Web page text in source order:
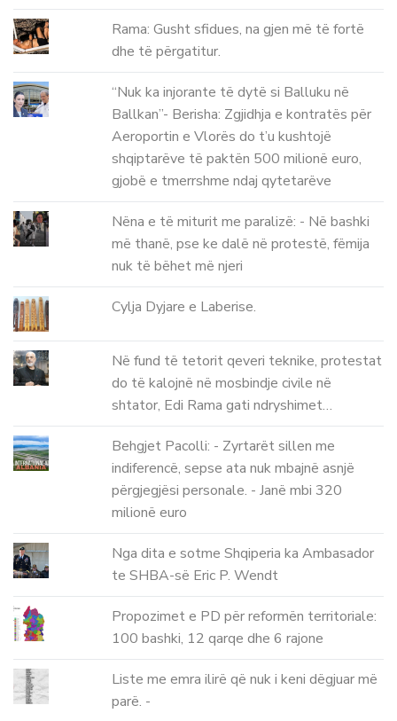
Rama: Gusht sfidues, na gjen më të fortë
dhe të përgatitur.
“Nuk ka injorante të dytë si Balluku në
Ballkan”- Berisha: Zgjidhja e kontratës për
Aeroportin e Vlorës do t’u kushtojë
shqiptarëve të paktën 500 milionë euro,
gjobë e tmerrshme ndaj qytetarëve
Nëna e të miturit me paralizë: - Në bashki
më thanë, pse ke dalë në protestë, fëmija
nuk të bëhet më njeri
Cylja Dyjare e Laberise.
Në fund të tetorit qeveri teknike, protestat
do të kalojnë në mosbindje civile në
shtator, Edi Rama gati ndryshimet…
Behgjet Pacolli: - Zyrtarët sillen me
indiferencë, sepse ata nuk mbajnë asnjë
përgjegjësi personale. - Janë mbi 320
milionë euro
Nga dita e sotme Shqiperia ka Ambasador
te SHBA-së Eric P. Wendt
Propozimet e PD për reformën territoriale:
100 bashki, 12 qarqe dhe 6 rajone
Liste me emra ilirë që nuk i keni dëgjuar më
parë. -